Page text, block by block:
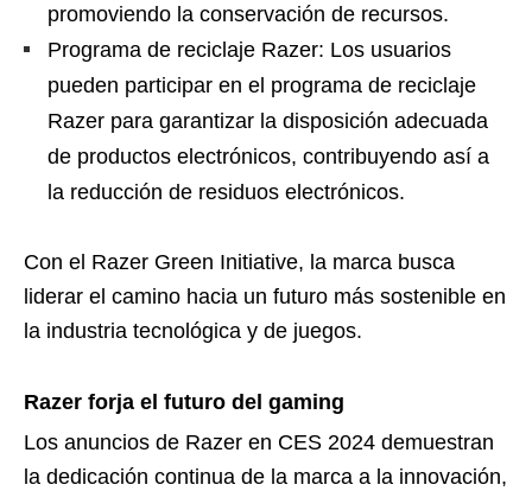
promoviendo la conservación de recursos.
Programa de reciclaje Razer: Los usuarios
pueden participar en el programa de reciclaje
Razer para garantizar la disposición adecuada
de productos electrónicos, contribuyendo así a
la reducción de residuos electrónicos.
Con el Razer Green Initiative, la marca busca
liderar el camino hacia un futuro más sostenible en
la industria tecnológica y de juegos.
Razer forja el futuro del gaming
Los anuncios de Razer en CES 2024 demuestran
la dedicación continua de la marca a la innovación,